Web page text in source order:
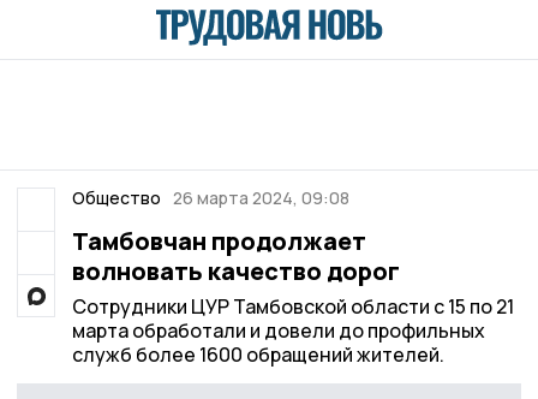
Общество 26 марта 2024, 09:08
Тамбовчан продолжает
волновать качество дорог
Сотрудники ЦУР Тамбовской области с 15 по 21
марта обработали и довели до профильных
служб более 1600 обращений жителей.